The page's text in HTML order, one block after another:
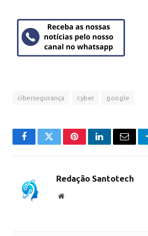
cibersegurança cyber google
FacebookTwitterPinterestLinkedInEmail
Redação Santotech
Website